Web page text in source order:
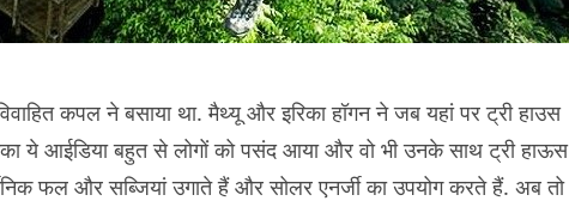
कपल ने बसाया था. मैथ्यू और इरिका हॉगन ने जब यहां पर ट्री हाउस
ये आईडिया बहुत से लोगों को पसंद आया और वो भी उनके साथ ट्री हाऊस
फल और सब्जियां उगाते हैं और सोलर एनर्जी का उपयोग करते हैं. अब तो